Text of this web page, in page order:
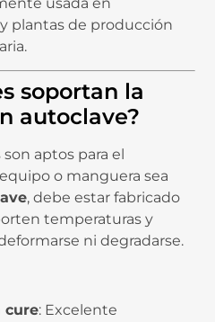
plantas de producción
soportan la
autoclave?
aptos para el
o manguera sea
, debe estar fabricado
temperaturas y
ni degradarse.
cure: Excelente